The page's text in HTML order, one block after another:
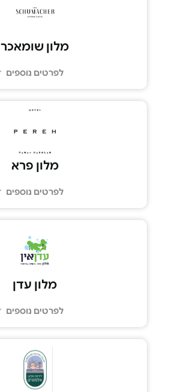
מלון שומאכר
לפרטים נוספים
מלון פרא
לפרטים נוספים
מלון עדן
לפרטים נוספים